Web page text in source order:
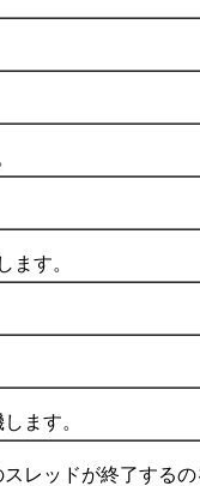
す。
ます。
レッドが終了するの